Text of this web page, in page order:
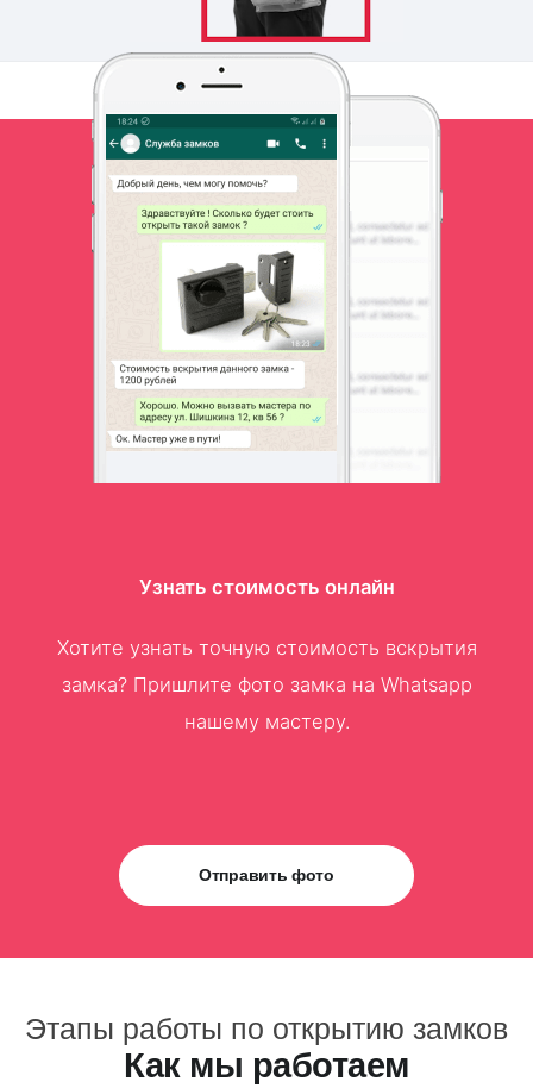
Узнать стоимость онлайн
Хотите узнать точную стоимость вскрытия
замка? Пришлите фото замка на Whatsapp
нашему мастеру.
Отправить фото
Этапы работы по открытию замков
Как мы работаем